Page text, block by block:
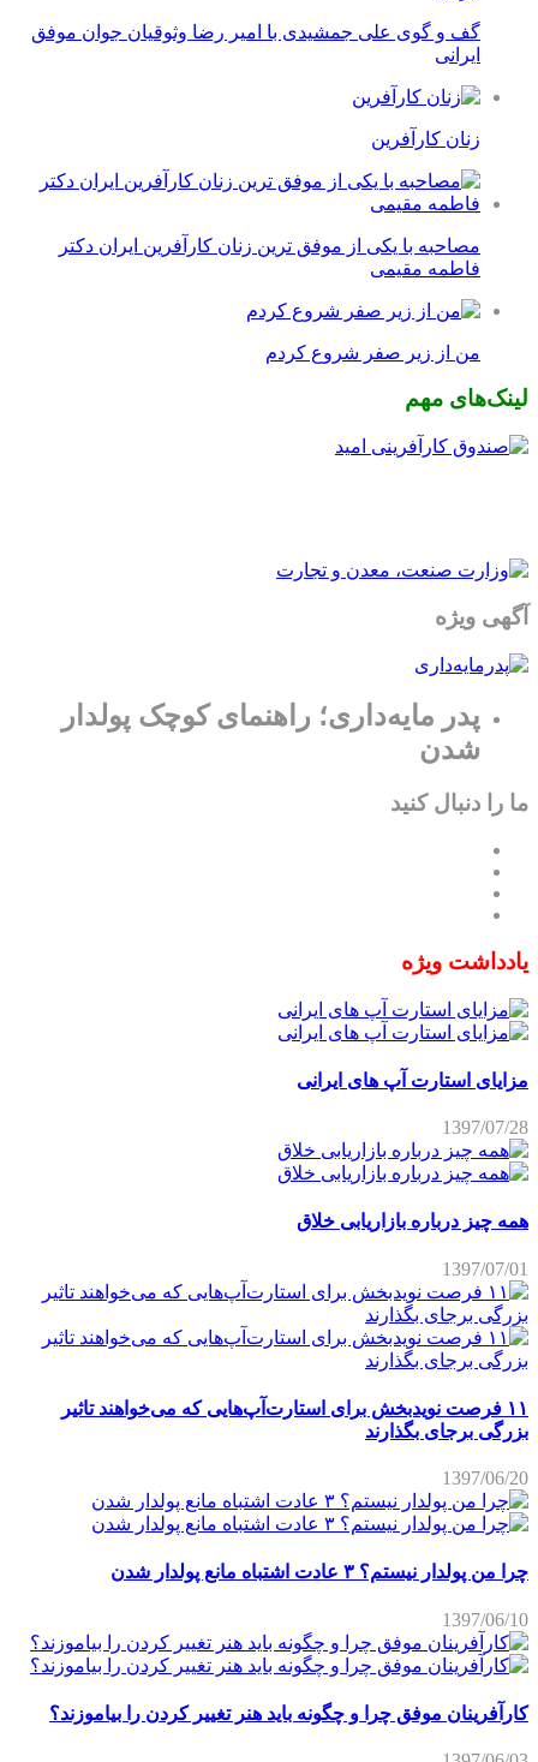
گف و گوی علی جمشیدی با امیر رضا وثوقیان جوان موفق
ایرانی
زنان کارآفرین
مصاحبه با یکی از موفق ترین زنان کارآفرین ایران دکتر
فاطمه مقیمی
من از زیر صفر شروع کردم
لینک‌های مهم
آگهی ویژه
پدر مایه‌داری؛ راهنمای کوچک پولدار
شدن
ما را دنبال کنید
یادداشت ویژه
مزایای استارت آپ های ایرانی
1397/07/28
همه چیز درباره بازاریابی خلاق
1397/07/01
۱۱ فرصت نویدبخش برای استارت‌آپ‌هایی که می‌خواهند تاثیر
بزرگی برجای بگذارند
1397/06/20
چرا من پولدار نیستم؟ ۳ عادت اشتباه مانع پولدار شدن
1397/06/10
کارآفرینان موفق چرا و چگونه باید هنر تغییر کردن را بیاموزند؟